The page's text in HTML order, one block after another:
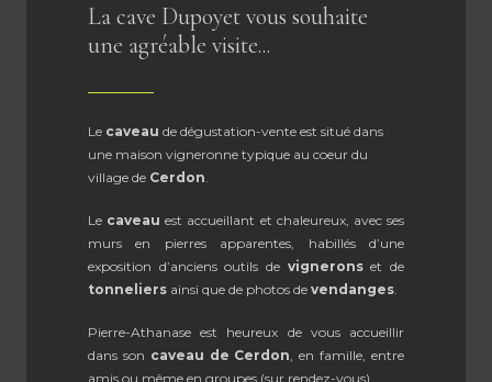
La cave Dupoyet vous souhaite
une agréable visite...
Le caveau de dégustation-vente est situé dans
une maison vigneronne typique au coeur du
village de Cerdon.
Le caveau est accueillant et chaleureux, avec ses
murs en pierres apparentes, habillés d’une
exposition d’anciens outils de vigneronset de
tonneliers ainsi que de photos de vendanges.
Pierre-Athanase est heureux de vous accueillir
dans son caveau de Cerdon, en famille, entre
amis ou même en groupes (sur rendez-vous).